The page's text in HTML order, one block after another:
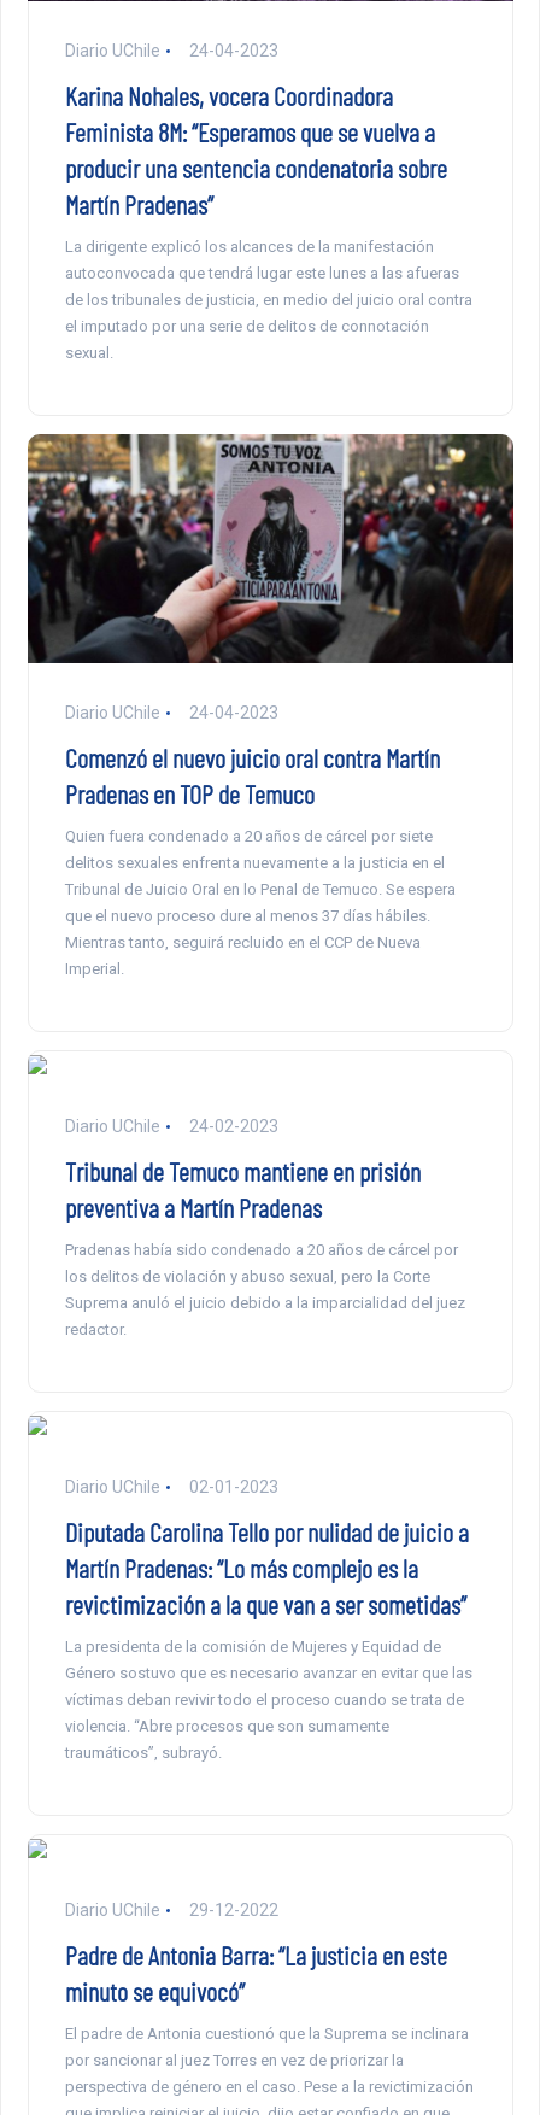
Diario UChile 24-04-2023
Karina Nohales, vocera Coordinadora
Feminista 8M: “Esperamos que se vuelva a
producir una sentencia condenatoria sobre
Martín Pradenas”
La dirigente explicó los alcances de la manifestación
autoconvocada que tendrá lugar este lunes a las afueras
de los tribunales de justicia, en medio del juicio oral contra
el imputado por una serie de delitos de connotación
sexual.
Diario UChile 24-04-2023
Comenzó el nuevo juicio oral contra Martín
Pradenas en TOP de Temuco
Quien fuera condenado a 20 años de cárcel por siete
delitos sexuales enfrenta nuevamente a la justicia en el
Tribunal de Juicio Oral en lo Penal de Temuco. Se espera
que el nuevo proceso dure al menos 37 días hábiles.
Mientras tanto, seguirá recluido en el CCP de Nueva
Imperial.
Diario UChile 24-02-2023
Tribunal de Temuco mantiene en prisión
preventiva a Martín Pradenas
Pradenas había sido condenado a 20 años de cárcel por
los delitos de violación y abuso sexual, pero la Corte
Suprema anuló el juicio debido a la imparcialidad del juez
redactor.
Diario UChile 02-01-2023
Diputada Carolina Tello por nulidad de juicio a
Martín Pradenas: “Lo más complejo es la
revictimización a la que van a ser sometidas”
La presidenta de la comisión de Mujeres y Equidad de
Género sostuvo que es necesario avanzar en evitar que las
víctimas deban revivir todo el proceso cuando se trata de
violencia. “Abre procesos que son sumamente
traumáticos”, subrayó.
Diario UChile 29-12-2022
Padre de Antonia Barra: “La justicia en este
minuto se equivocó”
El padre de Antonia cuestionó que la Suprema se inclinara
por sancionar al juez Torres en vez de priorizar la
perspectiva de género en el caso. Pese a la revictimización